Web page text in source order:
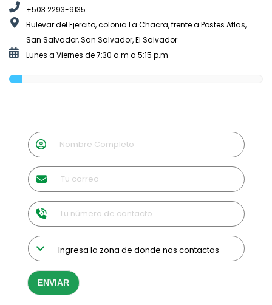
+503 2293-9135
Bulevar del Ejercito, colonia La Chacra, frente a Postes Atlas,
San Salvador, San Salvador, El Salvador
Lunes a Viernes de 7:30 a.m a 5:15 p.m
ENVIAR